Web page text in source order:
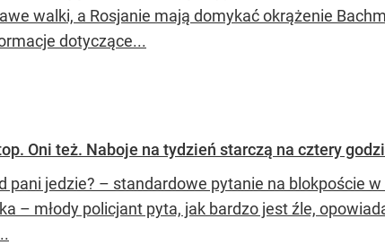
walki, a Rosjanie mają domykać okrążenie
dotyczące...
Oni też. Naboje na tydzień starczą na cztery
pani jedzie? – standardowe pytanie na blokpoście
– młody policjant pyta, jak bardzo jest źle,